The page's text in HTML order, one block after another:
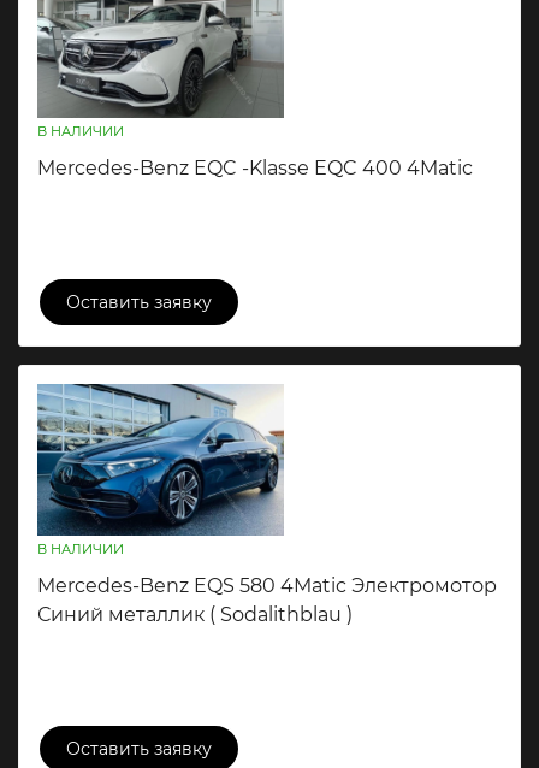
В НАЛИЧИИ
Mercedes-Benz EQC -Klasse EQC 400 4Matic
Оставить заявку
В НАЛИЧИИ
Mercedes-Benz EQS 580 4Matic Электромотор
Синий металлик ( Sodalithblau )
Оставить заявку